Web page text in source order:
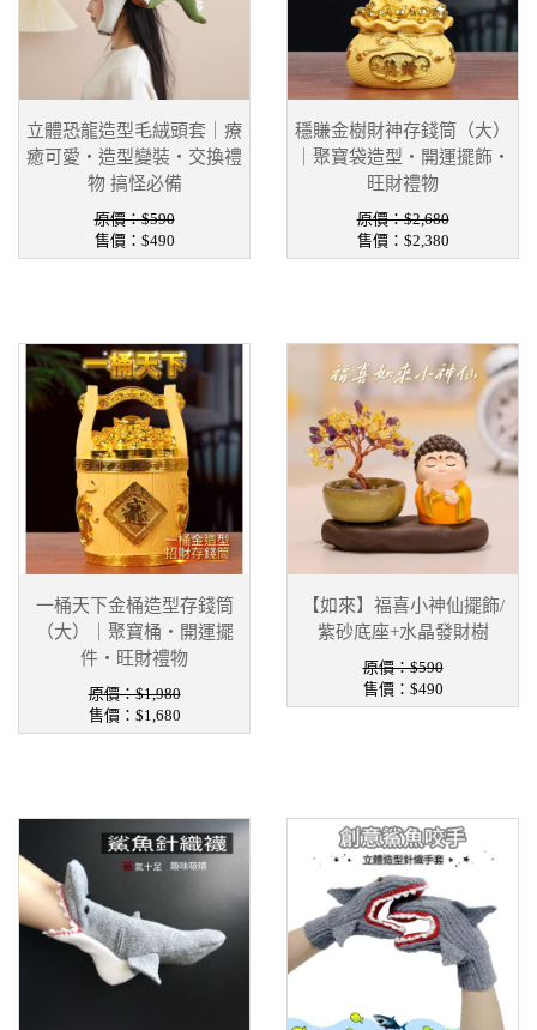
立體恐龍造型毛絨頭套｜療
癒可愛・造型變裝・交換禮
物 搞怪必備
原價：$590
售價： $490
穩賺金樹財神存錢筒（大）
｜聚寶袋造型・開運擺飾・
旺財禮物
原價：$2,680
售價： $2,380
一桶天下金桶造型存錢筒
（大）｜聚寶桶・開運擺
件・旺財禮物
原價：$1,980
售價： $1,680
【如來】福喜小神仙擺飾/
紫砂底座+水晶發財樹
原價：$590
售價： $490